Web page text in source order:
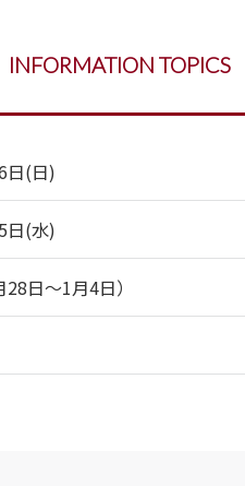
INFORMATION TOPICS
日(日)
日(水)
日～1月4日）